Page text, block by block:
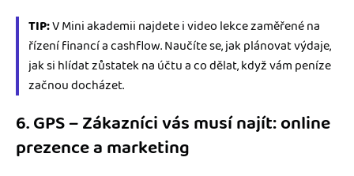
TIP:V Mini akademii najdete i video lekce zaměřené na
řízení financí a cashflow. Naučíte se, jak plánovat výdaje,
jak si hlídat zůstatek na účtu a co dělat, když vám peníze
začnou docházet.
6. GPS – Zákazníci vás musí najít: online
prezence a marketing